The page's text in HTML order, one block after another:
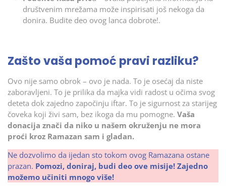
društvenim mrežama može inspirisati još nekoga da
donira. Budite deo ovog lanca dobrote!.
Zašto vaša pomoć pravi razliku?
Ovo nije samo obrok – ovo je nada. To je osećaj da niste
zaboravljeni. To je prilika da majka vidi radost u očima svog
deteta dok zajedno započinju iftar. To je sigurnost za starijeg
čoveka koji živi sam, bez ikoga da mu pomogne. Vaša
donacija znači da niko u našem okruženju ne mora
proći kroz Ramazan sam i gladan.
Ne dozvolimo da ijedan sto tokom ovog Ramazana ostane
prazan. Pomozi, doniraj, budi deo ove misije! Zajedno
možemo učiniti mnogo više!